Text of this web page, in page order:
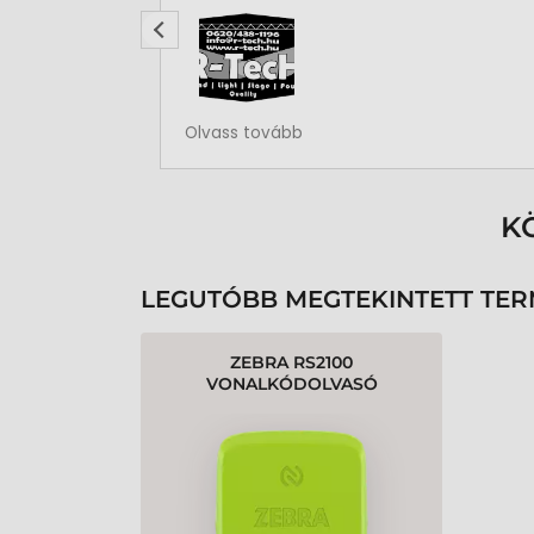
Rendben volt a rendelésem
Olvass tovább
LEGUTÓBB MEGTEKINTETT
ZEBRA RS2100
VONALKÓDOLVASÓ